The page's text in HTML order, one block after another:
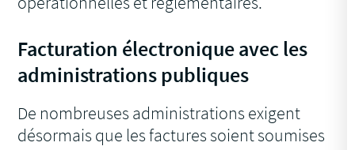
Facturation électronique avec les
administrations publiques
De nombreuses administrations exigent
désormais que les factures soient soumises